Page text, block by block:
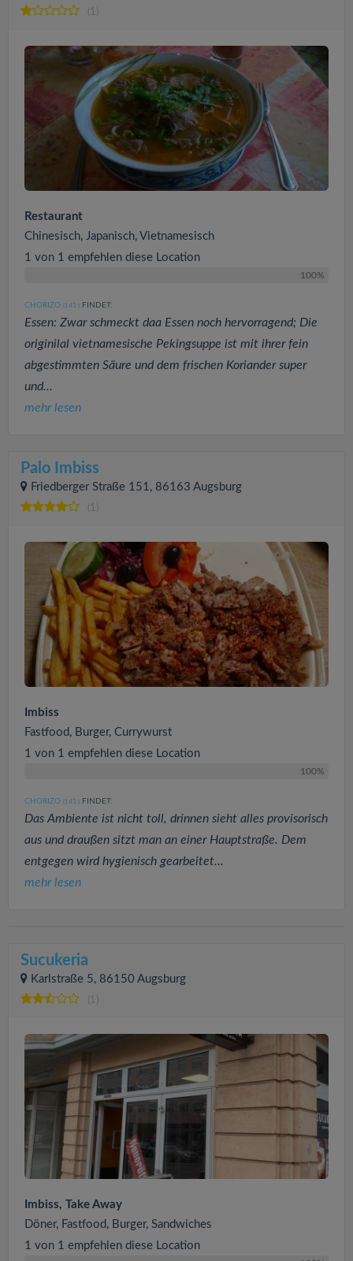
Restaurant
Chinesisch, Japanisch, Vietnamesisch
1 von 1 empfehlen diese Location
100%
CHORIZO (143 ) FINDET:
Essen: Zwar schmeckt daa Essen noch hervorragend; Die
originilal vietnamesische Pekingsuppe ist mit ihrer fein
abgestimmten Säure und dem frischen Koriander super
und...
mehr lesen
Palo Imbiss
Friedberger Straße 151, 86163 Augsburg
(1)
Imbiss
Fastfood, Burger, Currywurst
1 von 1 empfehlen diese Location
100%
CHORIZO (143 ) FINDET:
Das Ambiente ist nicht toll, drinnen sieht alles provisorisch
aus und draußen sitzt man an einer Hauptstraße. Dem
entgegen wird hygienisch gearbeitet...
mehr lesen
Sucukeria
Karlstraße 5, 86150 Augsburg
(1)
Imbiss, Take Away
Döner, Fastfood, Burger, Sandwiches
1 von 1 empfehlen diese Location